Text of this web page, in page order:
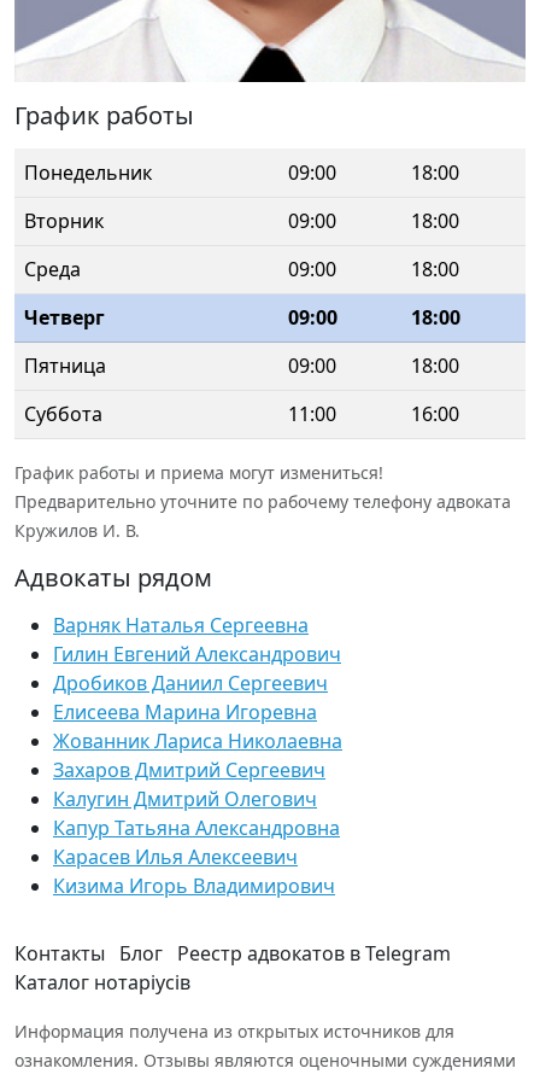
График работы
Понедельник 09:00
18:00
Вторник
09:00
18:00
Среда
09:00
18:00
Четверг
09:00
18:00
Пятница
09:00
18:00
Суббота
11:00 16:00
График работы и приема могут измениться!
Предварительно уточните по рабочему телефону адвоката
Кружилов И. В.
Адвокаты рядом
Варняк Наталья Сергеевна
Гилин Евгений Александрович
Дробиков Даниил Сергеевич
Елисеева Марина Игоревна
Жованник Лариса Николаевна
Захаров Дмитрий Сергеевич
Калугин Дмитрий Олегович
Капур Татьяна Александровна
Карасев Илья Алексеевич
Кизима Игорь Владимирович
Контакты Блог Реестр адвокатов в Telegram
Каталог нотаріусів
Информация получена из открытых источников для
ознакомления. Отзывы являются оценочными суждениями